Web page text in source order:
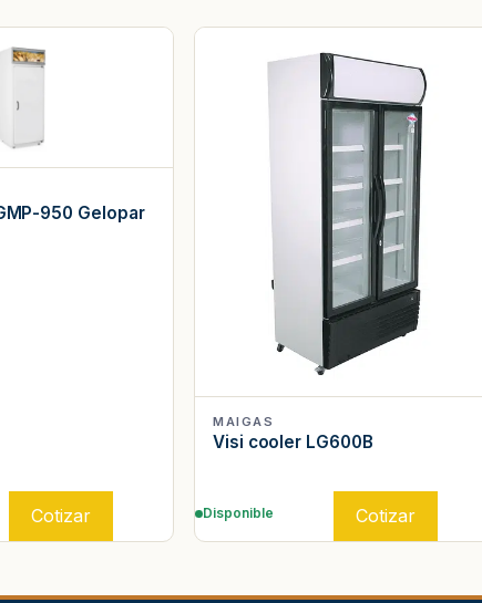
950 Gelopar
Cotizar
MAIGAS
Visi cooler LG600B
Disponible Cotizar